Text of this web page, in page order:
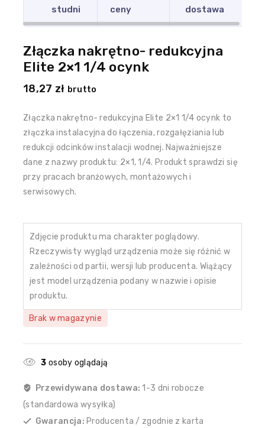
studni
ceny
dostawa
Złączka nakrętno- redukcyjna
Elite 2×1 1/4 ocynk
18,27 zł brutto
Złączka nakrętno- redukcyjna Elite 2×1 1/4 ocynk to
złączka instalacyjna do łączenia, rozgałęziania lub
redukcji odcinków instalacji wodnej. Najważniejsze
dane z nazwy produktu: 2×1, 1/4. Produkt sprawdzi się
przy pracach branżowych, montażowych i
serwisowych.
Zdjęcie produktu ma charakter poglądowy.
Rzeczywisty wygląd urządzenia może się różnić w
zależności od partii, wersji lub producenta. Wiążący
jest model urządzenia podany w nazwie i opisie
produktu.
Brak w magazynie
3 osoby oglądają
Przewidywana dostawa: 1-3 dni robocze
(standardowa wysyłka)
Gwarancja: Producenta / zgodnie z karta